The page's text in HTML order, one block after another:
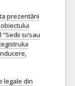
prezentării
si/sau
legale din